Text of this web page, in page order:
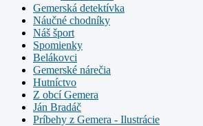
Gemerská detektívka
Náučné chodníky
Náš šport
Spomienky
Belákovci
Gemerské nárečia
Hutníctvo
Z obcí Gemera
Ján Bradáč
Príbehy z Gemera - Ilustrácie